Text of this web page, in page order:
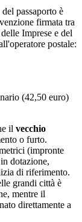
passaporto è
firmata tra
Imprese e del
postale:
(42,50 euro)
il vecchio
o furto.
(impronte
dotazione,
di riferimento.
grandi città è
mentre il
direttamente a